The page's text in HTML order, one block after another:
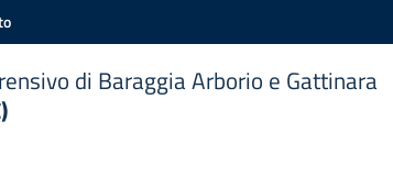
di Baraggia Arborio e Gattinara